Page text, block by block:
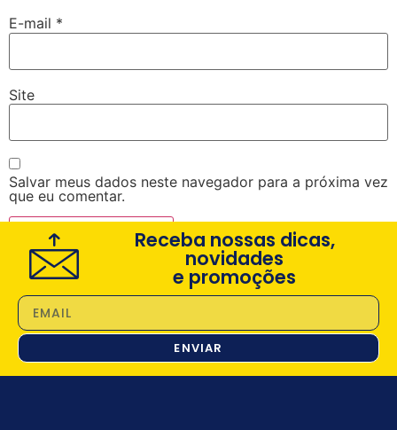
E-mail *
Site
Salvar meus dados neste navegador para a próxima vez
que eu comentar.
Receba nossas dicas,
novidades
e promoções
ENVIAR